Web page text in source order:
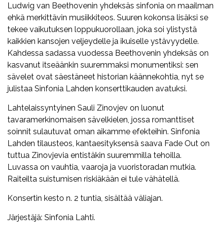
Ludwig van Beethovenin yhdeksäs sinfonia on maailman
ehkä merkittävin musiikkiteos. Suuren kokonsa lisäksi se
tekee vaikutuksen loppukuorollaan, joka soi ylistystä
kaikkien kansojen veljeydelle ja ikuiselle ystävyydelle.
Kahdessa sadassa vuodessa Beethovenin yhdeksäs on
kasvanut itseäänkin suuremmaksi monumentiksi: sen
sävelet ovat säestäneet historian käännekohtia, nyt se
julistaa Sinfonia Lahden konserttikauden avatuksi.
Lahtelaissyntyinen Sauli Zinovjev on luonut
tavaramerkinomaisen sävelkielen, jossa romanttiset
soinnit sulautuvat oman aikamme efekteihin. Sinfonia
Lahden tilausteos, kantaesityksensä saava Fade Out on
tuttua Zinovjevia entistäkin suuremmilla tehoilla.
Luvassa on vauhtia, vaaroja ja vuoristoradan mutkia.
Raiteilta suistumisen riskiäkään ei tule vähätellä.
Konsertin kesto n. 2 tuntia, sisältää väliajan.
Järjestäjä: Sinfonia Lahti.